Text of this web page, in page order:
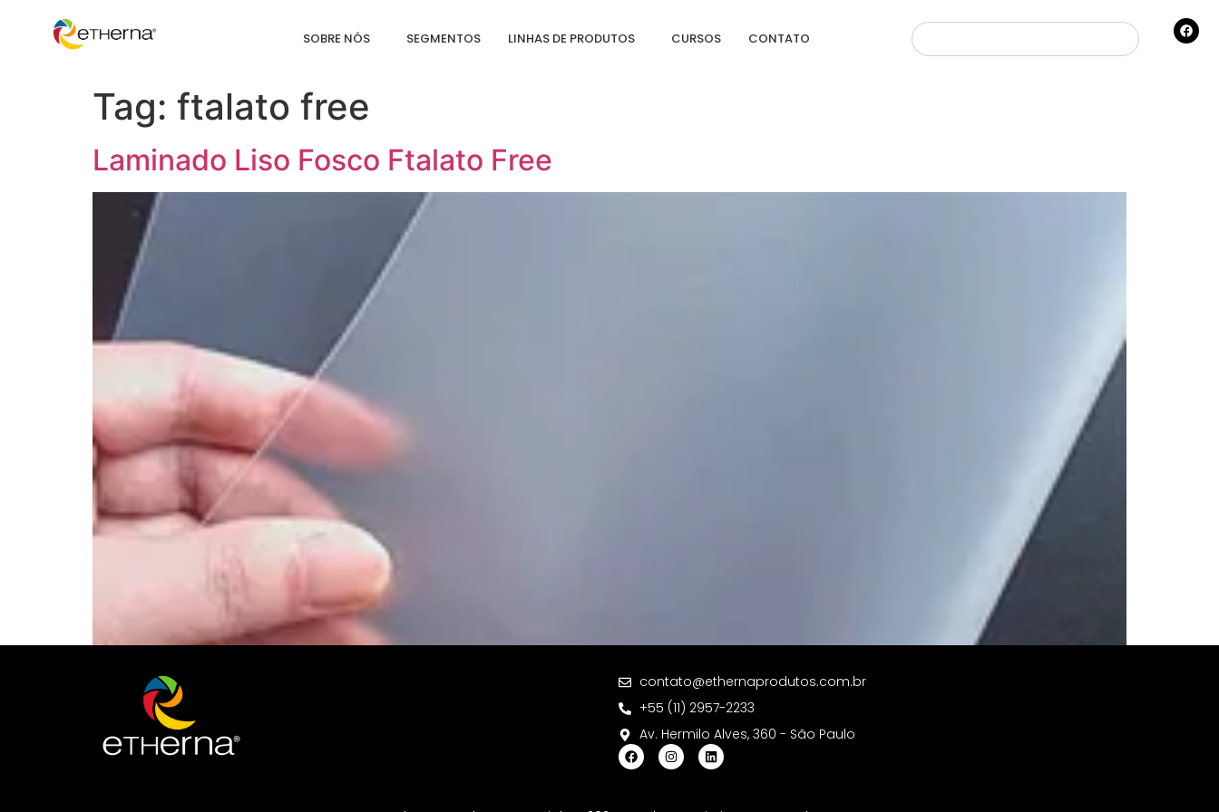
SOBRE NÓS SEGMENTOS LINHAS DE PRODUTOS CURSOS CONTATO
Tag: ftalato free
Laminado Liso Fosco Ftalato Free
contato@ethernaprodutos.com.br
+55 (11) 2957-2233
Av. Hermilo Alves, 360 - São Paulo